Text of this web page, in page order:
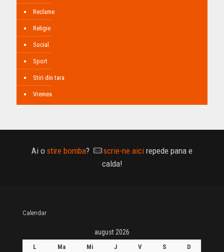
Reclame
Religie
Social
Sport
Stiri din tara
Vremea
Ai o stire bomba? scrie-ne aici repede pana e
calda!
Calendar
august 2026
L Ma Mi J V S
D